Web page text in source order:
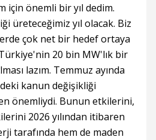
için önemli bir yıl dedim.
üreteceğimiz yıl olacak. Biz
çok net bir hedef ortaya
20 bin MW'lık bir
lazım. Temmuz ayında
kanun değişikliği
önemliydi. Bunun etkilerini,
2026 yılından itibaren
tarafında hem de maden